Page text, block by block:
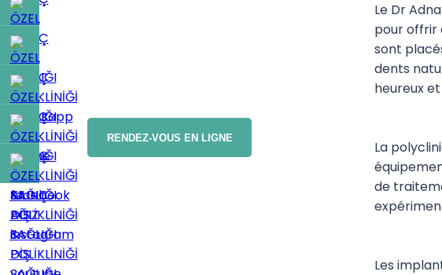
RENDEZ-VOUS EN LIGNE
Le Dr
pour offrir
sont
dents
heureux
La
de
Les